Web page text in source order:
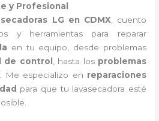
y Profesional
LG en CDMX , cuento
y herramientas para reparar
en tu equipo, desde problemas
de control , hasta los problemas
. Me especializo en reparaciones
para que tu lavasecadora esté